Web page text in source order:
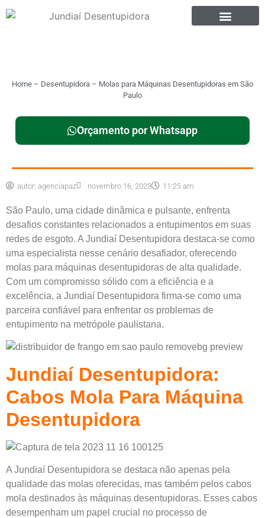
Home – Desentupidora – Molas para Máquinas Desentupidoras em São
Paulo
Orçamento por Whatsapp
autor: agenciapaz novembro 16, 2023 11:25 am
São Paulo, uma cidade dinâmica e pulsante, enfrenta
desafios constantes relacionados a entupimentos em suas
redes de esgoto. A Jundiaí Desentupidora destaca-se como
uma especialista nesse cenário desafiador, oferecendo
molas para máquinas desentupidoras de alta qualidade.
Com um compromisso sólido com a eficiência e a
excelência, a Jundiaí Desentupidora firma-se como uma
parceira confiável para enfrentar os problemas de
entupimento na metrópole paulistana.
Jundiaí Desentupidora:
Cabos Mola Para Máquina
Desentupidora
A Jundiaí Desentupidora se destaca não apenas pela
qualidade das molas oferecidas, mas também pelos cabos
mola destinados às máquinas desentupidoras. Esses cabos
desempenham um papel crucial no processo de